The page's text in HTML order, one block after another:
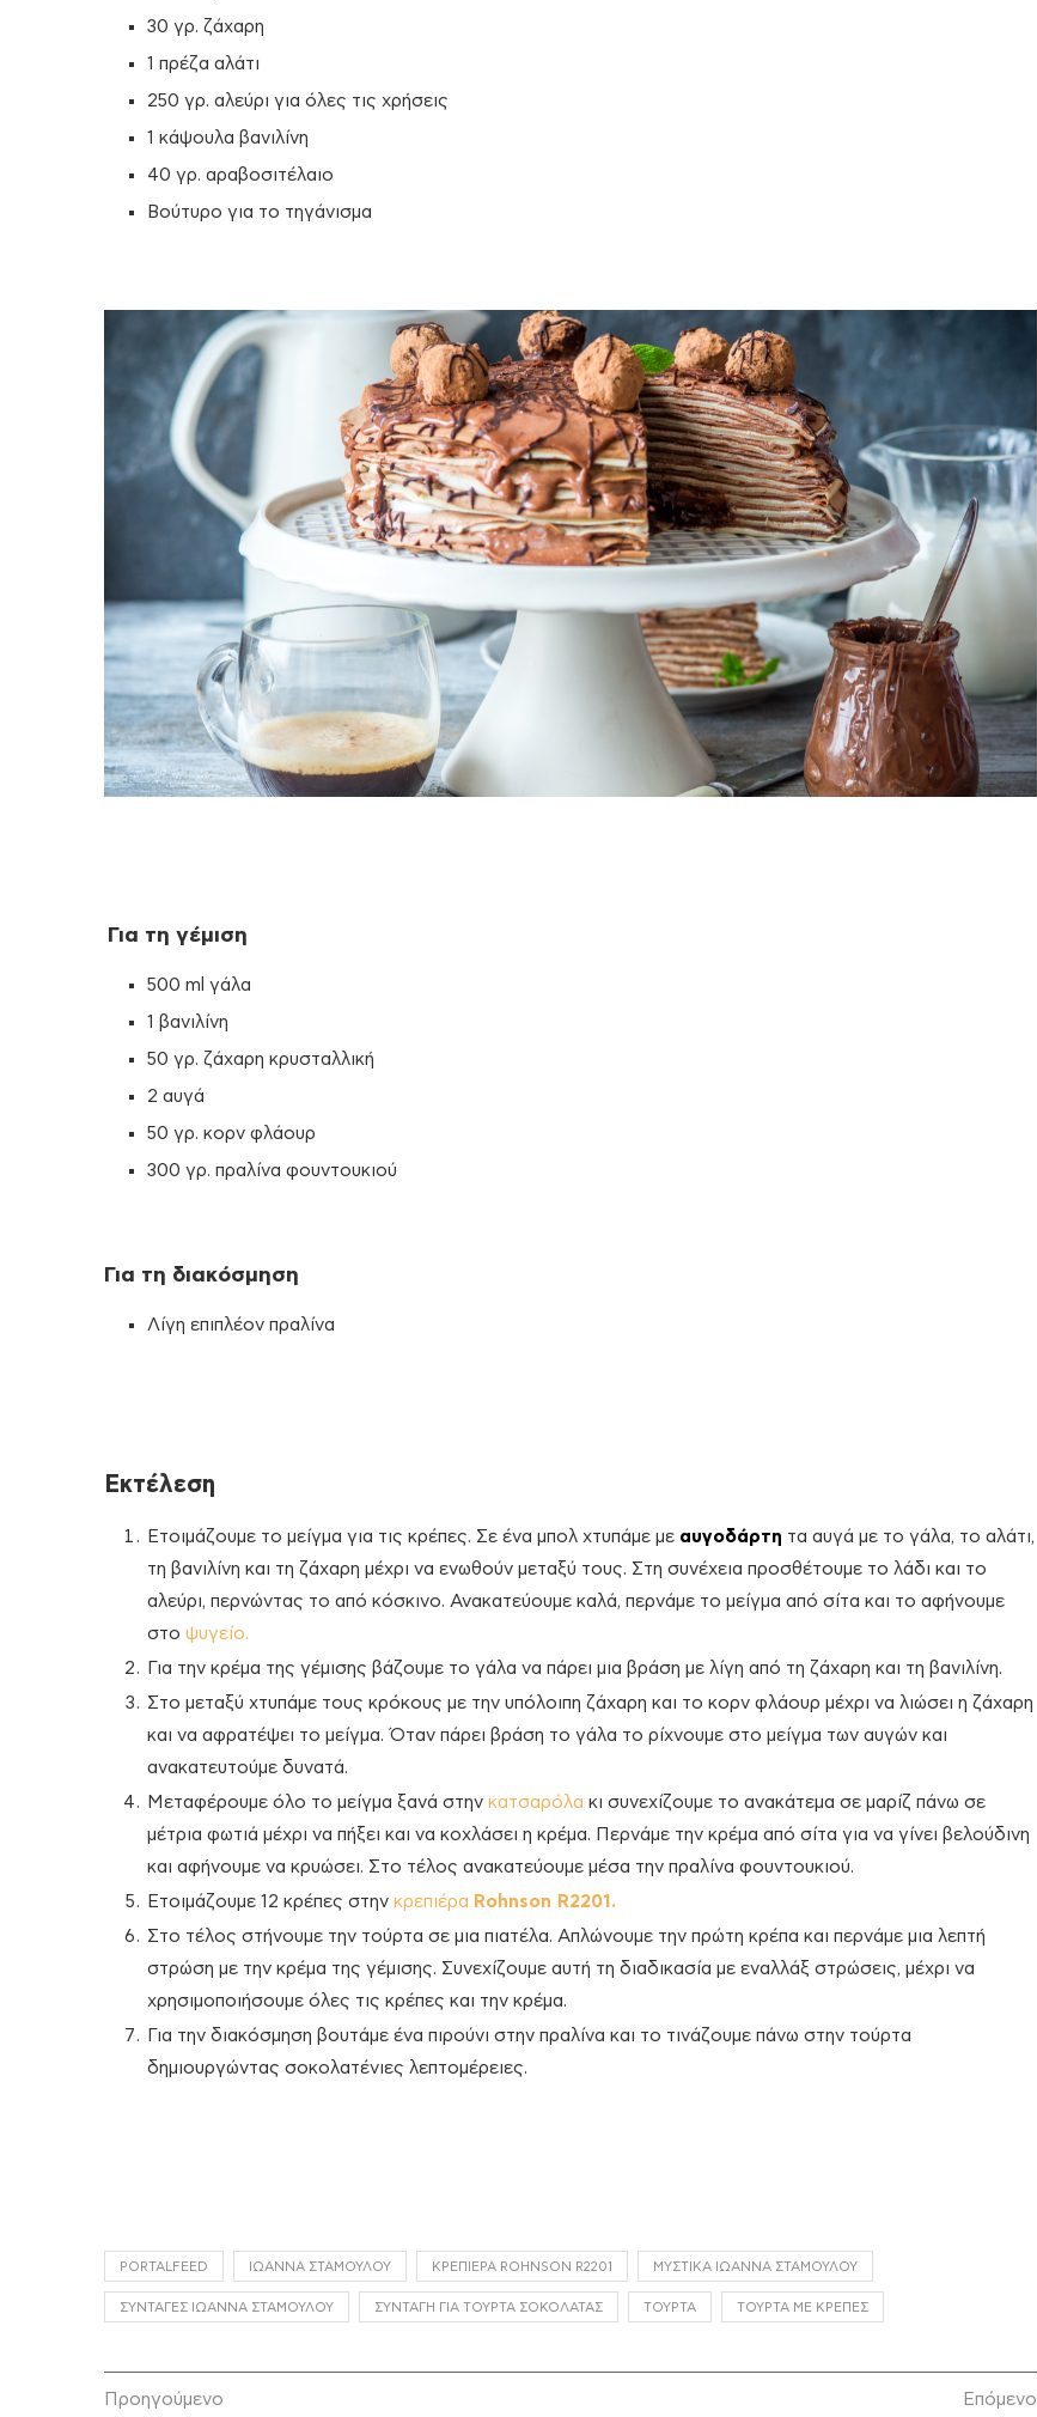
30 γρ. ζάχαρη
1 πρέζα αλάτι
250 γρ. αλεύρι για όλες τις χρήσεις
1 κάψουλα βανιλίνη
40 γρ. αραβοσιτέλαιο
Βούτυρο για το τηγάνισμα
Για τη γέμιση
500 ml γάλα
1 βανιλίνη
50 γρ. ζάχαρη κρυσταλλική
2 αυγά
50 γρ. κορν φλάουρ
300 γρ. πραλίνα φουντουκιού
Για τη διακόσμηση
Λίγη επιπλέον πραλίνα
Εκτέλεση
Ετοιμάζουμε το μείγμα για τις κρέπες. Σε ένα μπολ χτυπάμε με αυγοδάρτη τα αυγά με το γάλα, το αλάτι,
τη βανιλίνη και τη ζάχαρη μέχρι να ενωθούν μεταξύ τους. Στη συνέχεια προσθέτουμε το λάδι και το
αλεύρι, περνώντας το από κόσκινο. Ανακατεύουμε καλά, περνάμε το μείγμα από σίτα και το αφήνουμε
στο ψυγείο.
Για την κρέμα της γέμισης βάζουμε το γάλα να πάρει μια βράση με λίγη από τη ζάχαρη και τη βανιλίνη.
Στο μεταξύ χτυπάμε τους κρόκους με την υπόλοιπη ζάχαρη και το κορν φλάουρ μέχρι να λιώσει η ζάχαρη
και να αφρατέψει το μείγμα. Όταν πάρει βράση το γάλα το ρίχνουμε στο μείγμα των αυγών και
ανακατευτούμε δυνατά.
Μεταφέρουμε όλο το μείγμα ξανά στην κατσαρόλα κι συνεχίζουμε το ανακάτεμα σε μαρίζ πάνω σε
μέτρια φωτιά μέχρι να πήξει και να κοχλάσει η κρέμα. Περνάμε την κρέμα από σίτα για να γίνει βελούδινη
και αφήνουμε να κρυώσει. Στο τέλος ανακατεύουμε μέσα την πραλίνα φουντουκιού.
Ετοιμάζουμε 12 κρέπες στην κρεπιέρα Rohnson R2201.
Στο τέλος στήνουμε την τούρτα σε μια πιατέλα. Απλώνουμε την πρώτη κρέπα και περνάμε μια λεπτή
στρώση με την κρέμα της γέμισης. Συνεχίζουμε αυτή τη διαδικασία με εναλλάξ στρώσεις, μέχρι να
χρησιμοποιήσουμε όλες τις κρέπες και την κρέμα.
Για την διακόσμηση βουτάμε ένα πιρούνι στην πραλίνα και το τινάζουμε πάνω στην τούρτα
δημιουργώντας σοκολατένιες λεπτομέρειες.
PORTALFEED ΙΩΆΝΝΑ ΣΤΑΜΟΎΛΟΥ ΚΡΕΠΙΈΡΑ ROHNSON R2201 ΜΥΣΤΙΚΆ ΙΩΆΝΝΑ ΣΤΑΜΟΎΛΟΥ
ΣΥΝΤΑΓΈΣ ΙΩΆΝΝΑ ΣΤΑΜΟΎΛΟΥ ΣΥΝΤΑΓΉ ΓΙΑ ΤΟΎΡΤΑ ΣΟΚΟΛΆΤΑΣ ΤΟΎΡΤΑ ΤΟΎΡΤΑ ΜΕ ΚΡΈΠΕΣ
Προηγούμενο Επόμενο